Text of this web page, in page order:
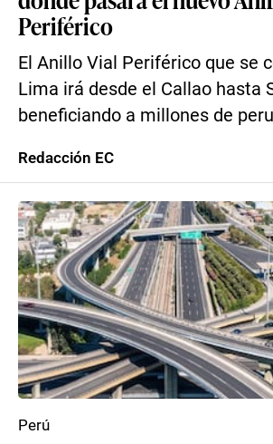
Periférico
El Anillo Vial Periférico que se
Lima irá desde el Callao hasta
beneficiando a millones de
Redacción EC
Perú